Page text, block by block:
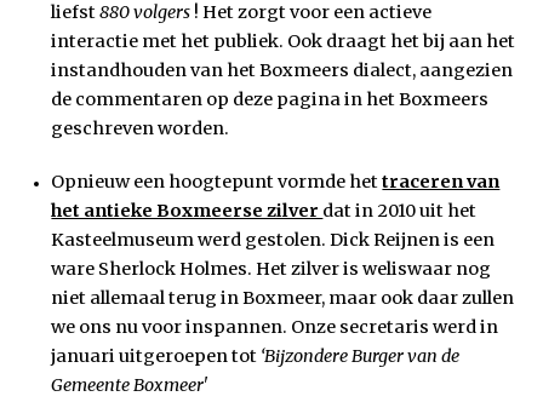
liefst880 volgers ! Het zorgt voor een actieve
interactie met het publiek. Ook draagt het bij aan het
instandhouden van het Boxmeers dialect, aangezien
de commentaren op deze pagina in het Boxmeers
geschreven worden.
Opnieuw een hoogtepunt vormde hettraceren van
het antieke Boxmeerse zilver dat in 2010 uit het
Kasteelmuseum werd gestolen. Dick Reijnen is een
ware Sherlock Holmes. Het zilver is weliswaar nog
niet allemaal terug in Boxmeer, maar ook daar zullen
we ons nu voor inspannen. Onze secretaris werd in
januari uitgeroepen tot ‘Bijzondere Burger van de
Gemeente Boxmeer'